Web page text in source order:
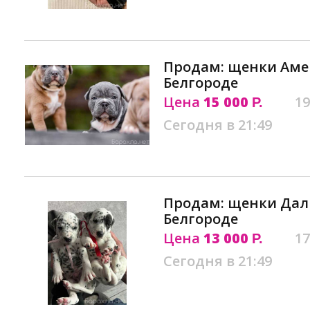
Продам: щенки
Белгороде
Цена 15 000 Р.
Сегодня в 21:49
Продам: щенки
Белгороде
Цена 13 000 Р.
Сегодня в 21:49